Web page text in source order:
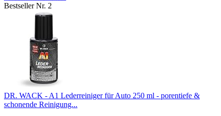
Bestseller Nr. 2
DR. WACK - A1 Lederreiniger für Auto 250 ml - porentiefe &
schonende Reinigung...